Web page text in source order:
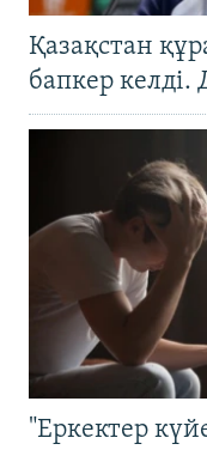
Қазақстан
бапкер келді.
"Еркектер